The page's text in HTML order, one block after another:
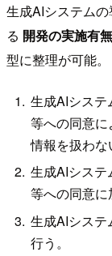
生成AIシステム
る 開発の実施有無
型に整理が可能。
生成AIシス
等への同意
情報を扱わな
生成AIシス
等への同意に
生成AIシス
行う。